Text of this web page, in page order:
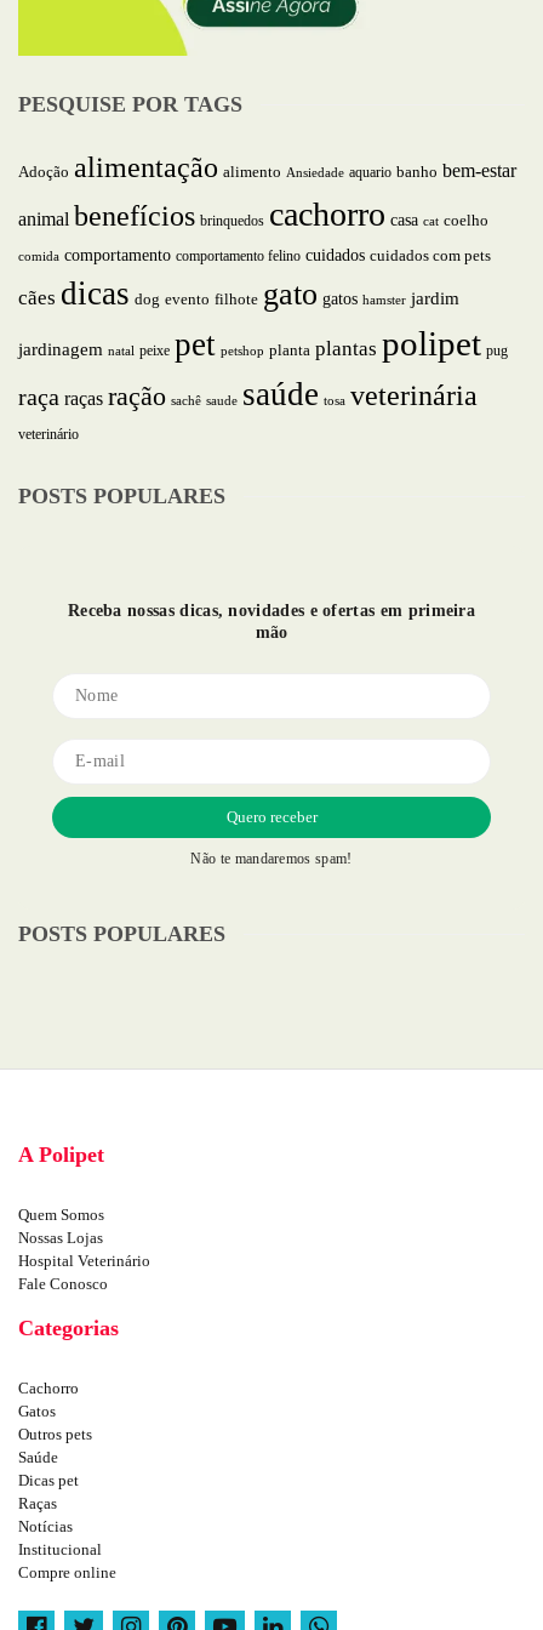
PESQUISE POR TAGS
Adoção alimentação alimento Ansiedade aquario banho bem-estar
animal benefícios brinquedos cachorro casa cat coelho
comida comportamento comportamento felino cuidados cuidados com pets
cães dicas dog evento filhote gato gatos hamster jardim
jardinagem natal peixe pet petshop planta plantas polipet pug
raça raças ração sachê saude saúde tosa veterinária
veterinário
POSTS POPULARES
Receba nossas dicas, novidades e ofertas em primeira
mão
Não te mandaremos spam!
POSTS POPULARES
A Polipet
Quem Somos
Nossas Lojas
Hospital Veterinário
Fale Conosco
Categorias
Cachorro
Gatos
Outros pets
Saúde
Dicas pet
Raças
Notícias
Institucional
Compre online